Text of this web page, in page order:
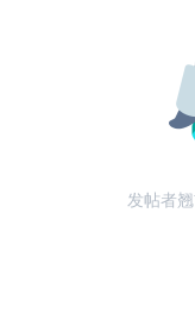
发帖者